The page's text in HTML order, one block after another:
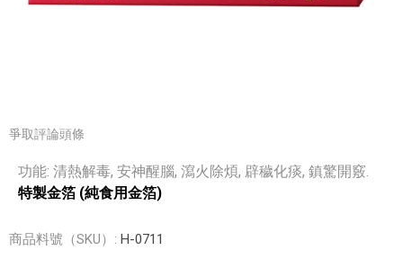
爭取評論頭條
功能: 清熱解毒, 安神醒腦, 瀉火除煩, 辟穢化痰, 鎮驚開竅.
特製金箔 (純食用金箔)
商品料號（SKU）: H-0711